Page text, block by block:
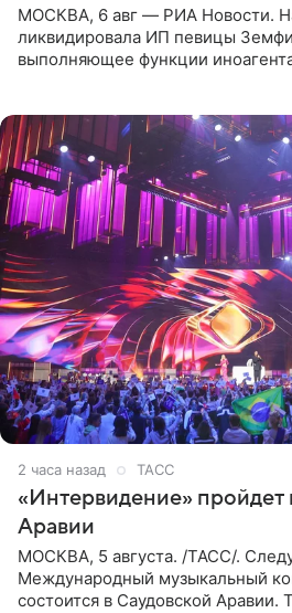
МОСКВА, 6 авг — РИА Новости.
ликвидировала ИП певицы
выполняющее функции
2 часа назад ТАСС
«Интервидение» пройдет
Аравии
МОСКВА, 5 августа. /ТАСС/.
Международный музыкальный
состоится в Саудовской Аравии.